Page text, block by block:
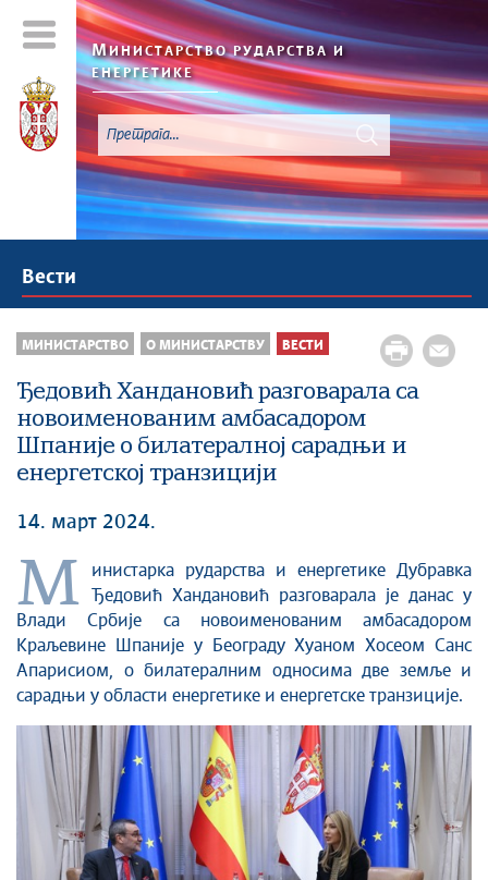
МИНИСТАРСТВО РУДАРСТВА И
ЕНЕРГЕТИКЕ
Вести
МИНИСТАРСТВО О МИНИСТАРСТВУ ВЕСТИ
Ђедовић Хандановић разговарала са
новоименованим амбасадором
Шпаније о билатералној сарадњи и
енергетској транзицији
14. март 2024.
М
инистарка рударства и енергетике Дубравка
Ђедовић Хандановић разговарала је данас у
Влади Србије са новоименованим амбасадором
Краљевине Шпаније у Београду Хуаном Хосеом Санс
Апарисиом, о билатералним односима две земље и
сарадњи у области енергетике и енергетске транзиције.